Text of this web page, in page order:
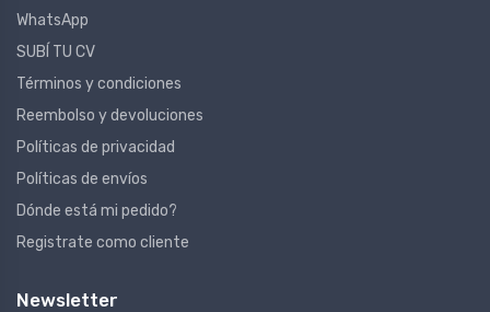
WhatsApp
SUBÍ TU CV
Términos y condiciones
Reembolso y devoluciones
Políticas de privacidad
Políticas de envíos
Dónde está mi pedido?
Registrate como cliente
Newsletter